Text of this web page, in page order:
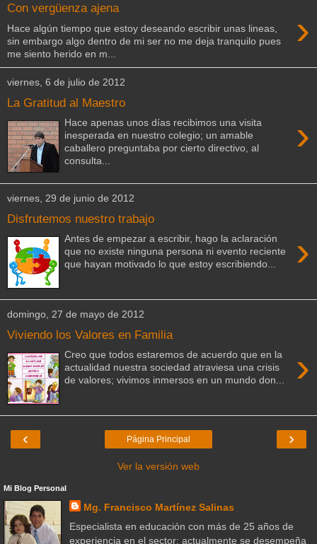
Con vergüenza ajena ›
Hace algún tiempo que estoy deseando escribir unas lineas,
sin embargo algo dentro de mi ser no me deja tranquilo pues
me siento herido en m...
viernes, 6 de julio de 2012
La Gratitud al Maestro
›
Hace apenas unos días recibimos una visita
inesperada en nuestro colegio; un amable
caballero preguntaba por cierto directivo, al
consulta...
viernes, 29 de junio de 2012
Disfrutemos nuestro trabajo
›
Antes de empezar a escribir, hago la aclaración
que no existe ninguna persona ni evento reciente
que hayan motivado lo que estoy escribiendo...
domingo, 27 de mayo de 2012
Viviendo los Valores en Familia
›
Creo que todos estaremos de acuerdo que en la
actualidad nuestra sociedad atraviesa una crisis
de valores; vivimos inmersos en un mundo don...
‹ ›
Página Principal
Ver la versión web
Mi Blog Personal
Mg. Francisco Martínez Salinas
Especialista en educación con más de 25 años de
experiencia en el sector; actualmente se desempeña